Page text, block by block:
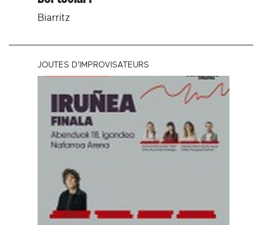
Biarritz
JOUTES D'IMPROVISATEURS